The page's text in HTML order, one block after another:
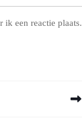
ik een reactie plaats.